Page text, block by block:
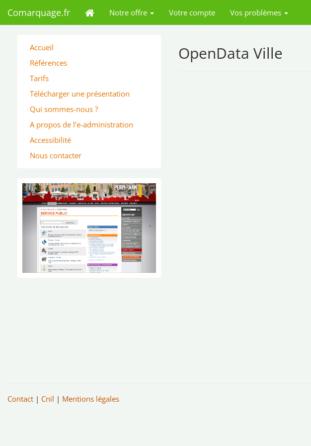
Comarquage.fr Notre offre Votre compte Vos problèmes
Accueil
Références
Tarifs
Télécharger une présentation
Qui sommes-nous ?
A propos de l’e-administration
Accessibilité
Nous contacter
‹ ›
OpenData Ville
Contact | Cnil | Mentions légales